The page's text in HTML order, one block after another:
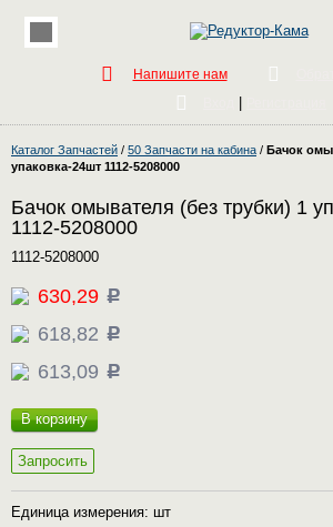
Напишите нам
Каталог Запчастей / 50 Запчасти на кабина / Бачок
упаковка-24шт 1112-5208000
Бачок омывателя (без трубки) 1
1112-5208000
1112-5208000
630,29 c
618,82 c
613,09 c
В корзину
Запросить
Единица измерения: шт